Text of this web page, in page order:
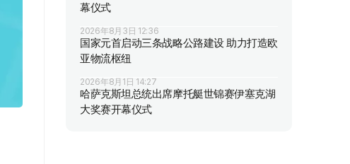
幕仪式
2026年8月3日 12:36
国家元首启动三条战略公路建设 助力打造欧
亚物流枢纽
2026年8月1日 14:27
哈萨克斯坦总统出席摩托艇世锦赛伊塞克湖
大奖赛开幕仪式